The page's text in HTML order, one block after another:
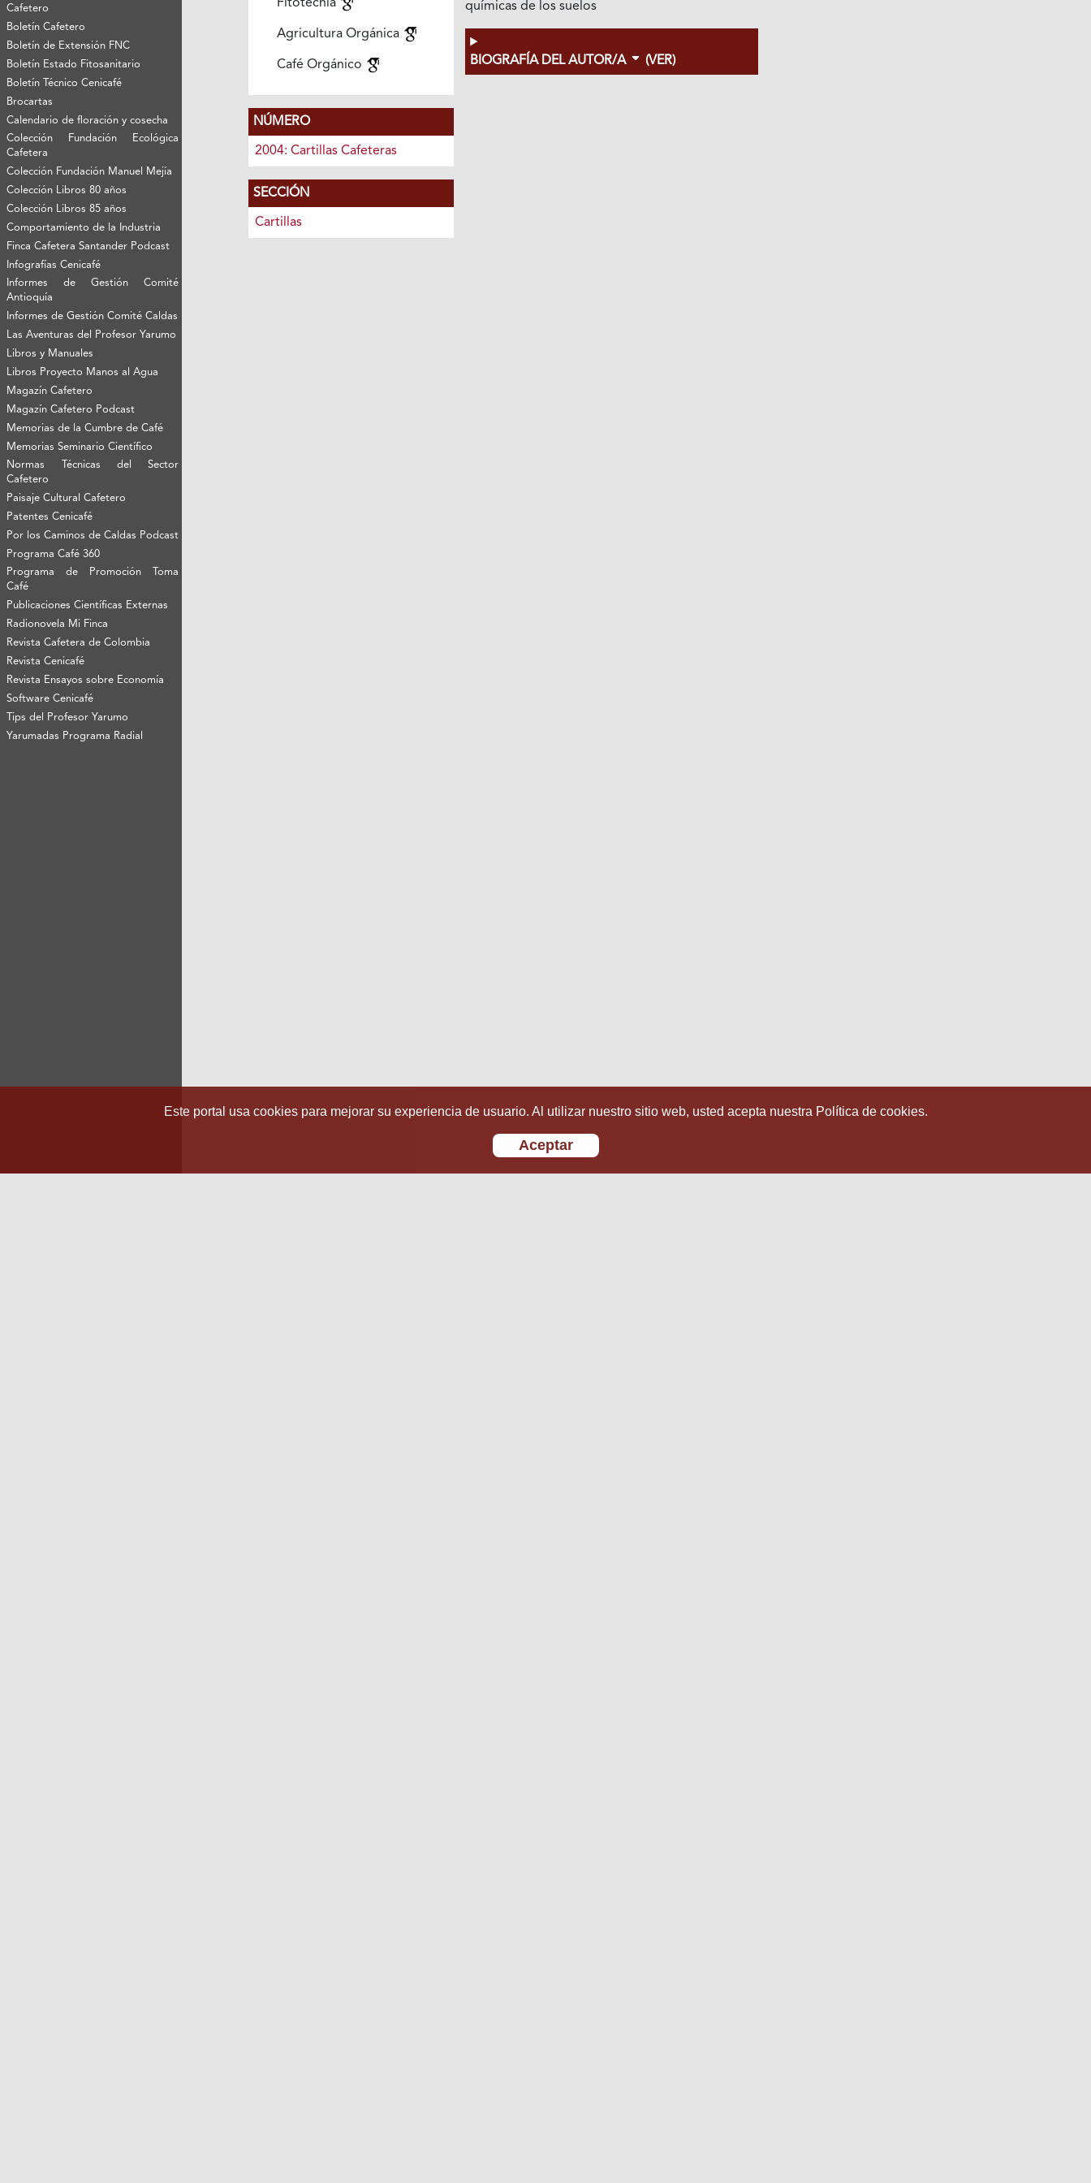
Cafetero
Boletín Cafetero
Boletín de Extensión FNC
Boletín Estado Fitosanitario
Boletín Técnico Cenicafé
Brocartas
Calendario de floración y cosecha
Colección Fundación Ecológica
Cafetera
Colección Fundación Manuel Mejía
Colección Libros 80 años
Colección Libros 85 años
Comportamiento de la Industria
Finca Cafetera Santander Podcast
Infografías Cenicafé
Informes de Gestión Comité
Antioquía
Informes de Gestión Comité Caldas
Las Aventuras del Profesor Yarumo
Libros y Manuales
Libros Proyecto Manos al Agua
Magazín Cafetero
Magazín Cafetero Podcast
Memorias de la Cumbre de Café
Memorias Seminario Científico
Normas Técnicas del Sector
Cafetero
Paisaje Cultural Cafetero
Patentes Cenicafé
Por los Caminos de Caldas Podcast
Programa Café 360
Programa de Promoción Toma
Café
Publicaciones Científicas Externas
Radionovela Mi Finca
Revista Cafetera de Colombia
Revista Cenicafé
Revista Ensayos sobre Economía
Software Cenicafé
Tips del Profesor Yarumo
Yarumadas Programa Radial
Fitotecnia
Agricultura Orgánica
Café Orgánico
NÚMERO
2004: Cartillas Cafeteras
SECCIÓN
Cartillas
químicas de los suelos
BIOGRAFÍA DEL AUTOR/A (VER)
Este portal usa cookies para mejorar su experiencia de usuario. Al utilizar nuestro sitio web, usted acepta nuestra Política de cookies.
Aceptar